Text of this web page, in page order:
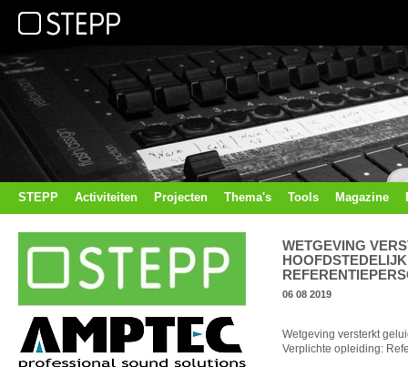
STEPP Activiteiten Projecten Thema's Tools Magazine
WETGEVING
06 08 2019
Wetgeving versterkt
Verplichte opleiding: